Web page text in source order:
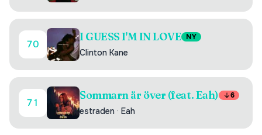
70
I GUESS I'M IN LOVE NY
Clinton Kane
71
Sommarn är över (feat. Eah) 6
estraden · Eah